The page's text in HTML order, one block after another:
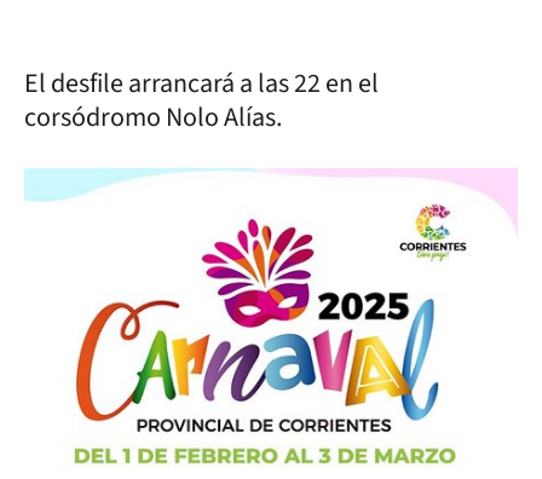
El desfile arrancará a las 22 en el
corsódromo Nolo Alías.